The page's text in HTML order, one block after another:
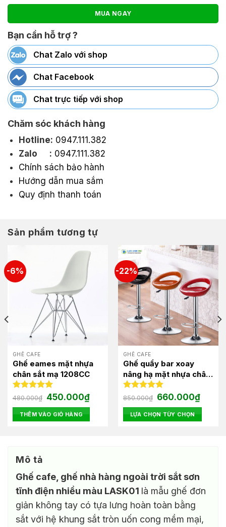
MUA NGAY
Bạn cần hỗ trợ ?
Chat Zalo với shop
Chat Facebook
Chat trực tiếp với shop
Chăm sóc khách hàng
Hotline: 0947.111.382
Zalo : 0947.111.382
Chính sách bảo hành
Hướng dẫn mua sắm
Quy định thanh toán
Sản phẩm tương tự
-6%
GHẾ CAFE
Ghế eames mặt nhựa
chân sắt mạ 1208CC
Được xếp
5.00
5 sao
480.000₫ Giá
gốc
là:
480.000₫.
450.000₫Giá
hiện
tại
là:
450.000₫.
THÊM VÀO GIỎ HÀNG
-22%
GHẾ CAFE
Ghế quầy bar xoay
nâng hạ mặt nhựa chân
sắt mạ cao cấp 1154
Được xếp
5.00
5 sao
850.000₫ Giá
gốc
là:
850.000₫.
660.000₫Giá
hiện
tại
là:
LỰA CHỌN TÙY CHỌN
biến
thể.
Các
tùy
chọn
Mô tả
Ghế cafe, ghế nhà hàng ngoài trời sắt sơn
tĩnh điện nhiều màu LASK01 là mẫu ghế đơn
giản không tay có tựa lưng hoàn toàn bằng
sắt với hệ khung sắt tròn uốn cong mềm mại,